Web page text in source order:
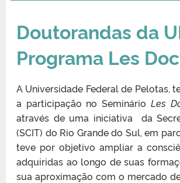
Doutorandas da
Programa Les
A Universidade Federal de Pelotas,
a participação no Seminário Les
através de uma iniciativa da
(SCIT) do Rio Grande do Sul, em
teve por objetivo ampliar a
adquiridas ao longo de suas
sua aproximação com o mercado